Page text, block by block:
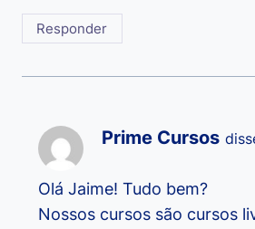
Responder
Prime Cursos
Olá Jaime! Tudo bem?
Nossos cursos são cursos